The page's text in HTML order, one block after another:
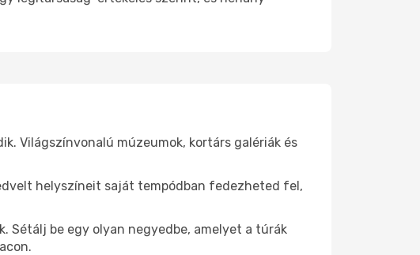
Világszínvonalú múzeumok, kortárs galériák és
helyszíneit saját tempódban fedezheted fel,
Sétálj be egy olyan negyedbe, amelyet a túrák